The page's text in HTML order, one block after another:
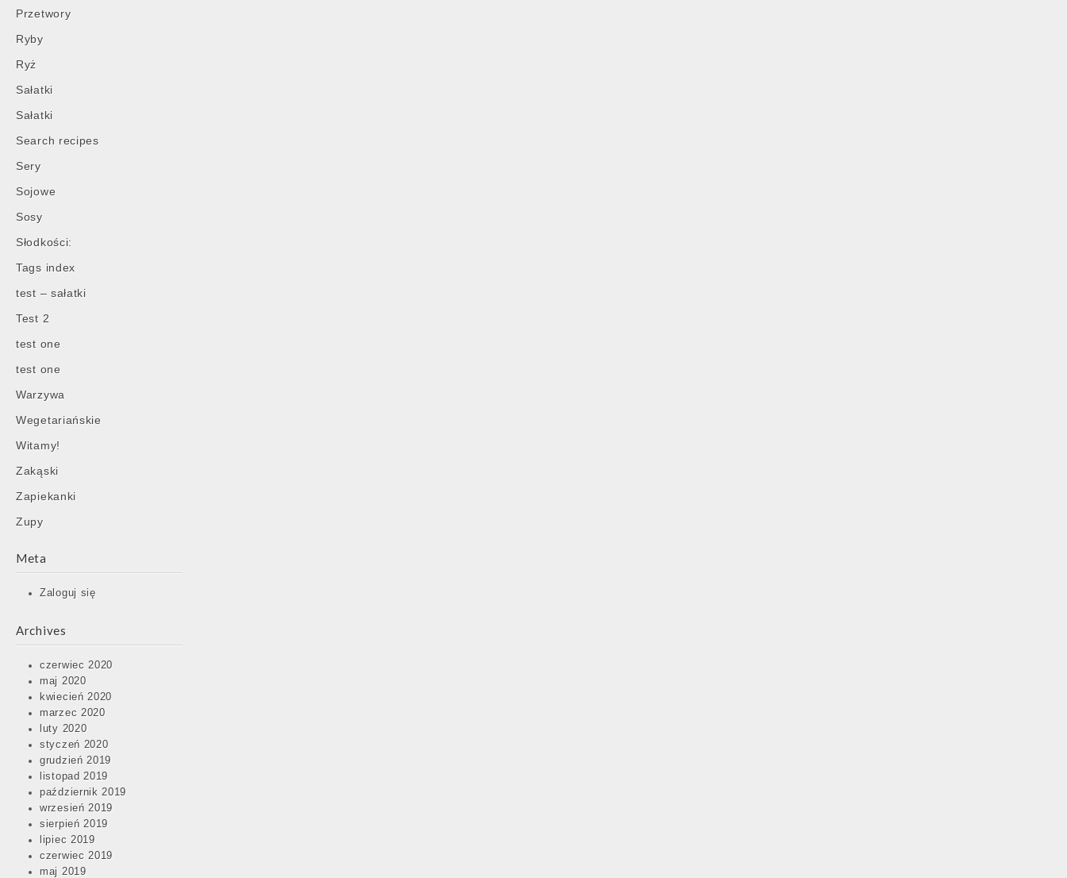
Przetwory
Ryby
Ryż
Sałatki
Sałatki
Search recipes
Sery
Sojowe
Sosy
Słodkości:
Tags index
test – sałatki
Test 2
test one
test one
Warzywa
Wegetariańskie
Witamy!
Zakąski
Zapiekanki
Zupy
Meta
Zaloguj się
Archives
czerwiec 2020
maj 2020
kwiecień 2020
marzec 2020
luty 2020
styczeń 2020
grudzień 2019
listopad 2019
październik 2019
wrzesień 2019
sierpień 2019
lipiec 2019
czerwiec 2019
maj 2019